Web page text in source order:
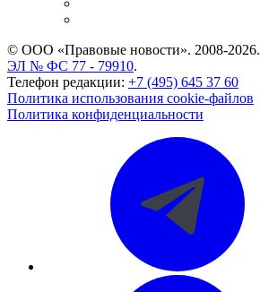
© ООО «Правовые новости». 2008-2026.
ЭЛ № ФС 77 - 79910.
Телефон редакции: +7 (495) 645 37 60
Политика использования cookie-файлов
Политика конфиденциальности